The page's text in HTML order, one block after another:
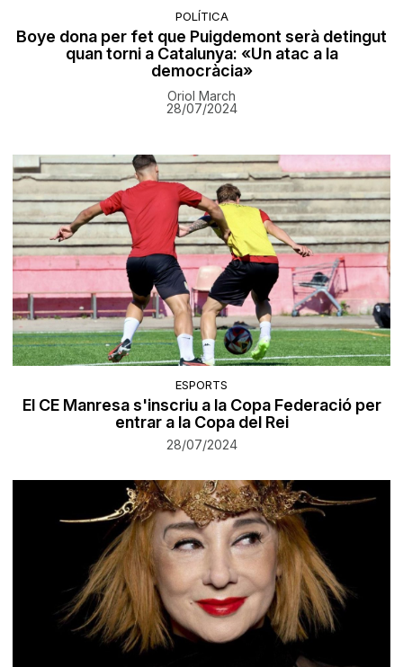
POLÍTICA
Boye dona per fet que Puigdemont serà detingut
quan torni a Catalunya: «Un atac a la
democràcia»
Oriol March
28/07/2024
ESPORTS
El CE Manresa s'inscriu a la Copa Federació per
entrar a la Copa del Rei
28/07/2024